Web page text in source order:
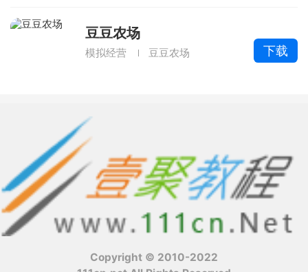
豆豆农场
模拟经营 豆豆农场 下载
Copyright © 2010-2022